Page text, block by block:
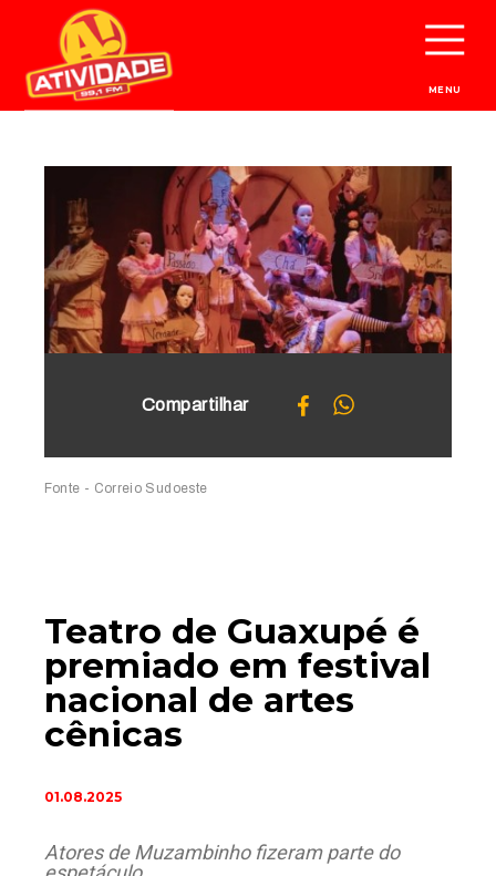
MENU
Teatro de Guaxupé é
premiado em festival
nacional de artes
cênicas
01.08.2025
Atores de Muzambinho fizeram parte do
Compartilhar
Fonte - Correio Sudoeste